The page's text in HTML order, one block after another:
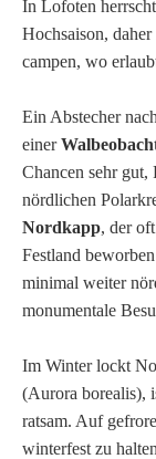
In Lofoten
Hochsaison,
campen, wo
Ein Abstecher nach
einer
Chancen sehr gut,
nördlichen
Nordkapp, der
Festland
minimal weiter
monumentale
Im Winter lockt
(Aurora borealis),
ratsam. Auf
winterfest zu